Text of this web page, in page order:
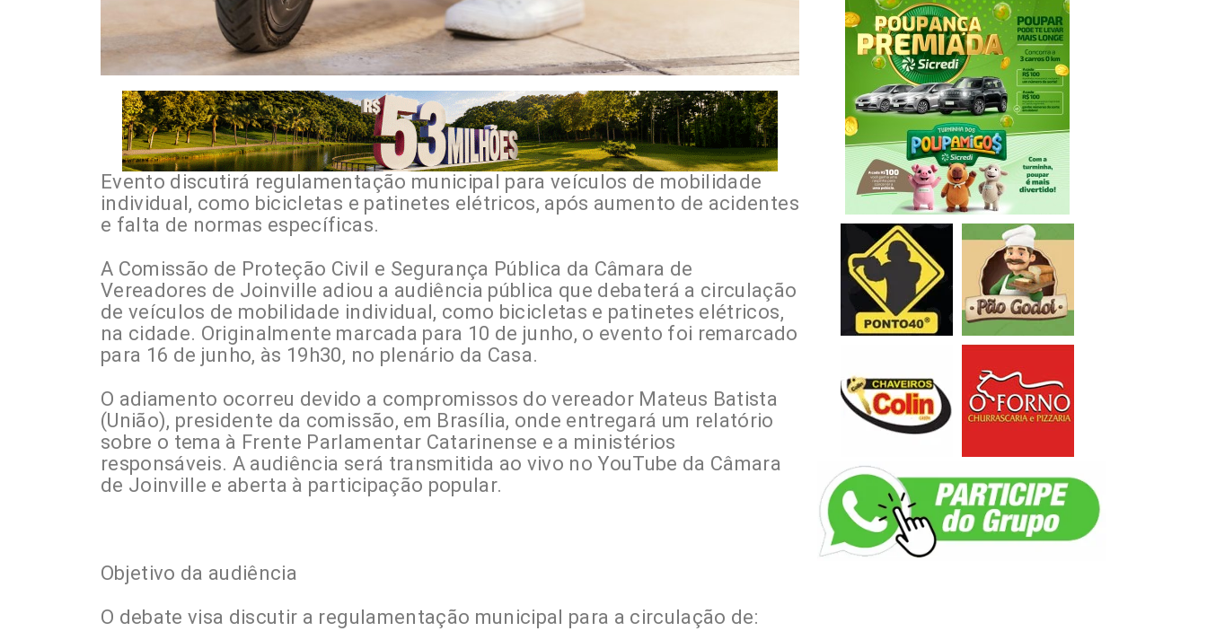
Evento discutirá regulamentação municipal para veículos de mobilidade
individual, como bicicletas e patinetes elétricos, após aumento de acidentes
e falta de normas específicas.
A Comissão de Proteção Civil e Segurança Pública da Câmara de
Vereadores de Joinville adiou a audiência pública que debaterá a circulação
de veículos de mobilidade individual, como bicicletas e patinetes elétricos,
na cidade. Originalmente marcada para 10 de junho, o evento foi remarcado
para 16 de junho, às 19h30, no plenário da Casa.
O adiamento ocorreu devido a compromissos do vereador Mateus Batista
(União), presidente da comissão, em Brasília, onde entregará um relatório
sobre o tema à Frente Parlamentar Catarinense e a ministérios
responsáveis. A audiência será transmitida ao vivo no YouTube da Câmara
de Joinville e aberta à participação popular.
Objetivo da audiência
O debate visa discutir a regulamentação municipal para a circulação de: